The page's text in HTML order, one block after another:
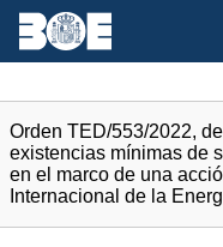
Orden TED/553/2022,
existencias mínimas de
en el marco de una
Internacional de la